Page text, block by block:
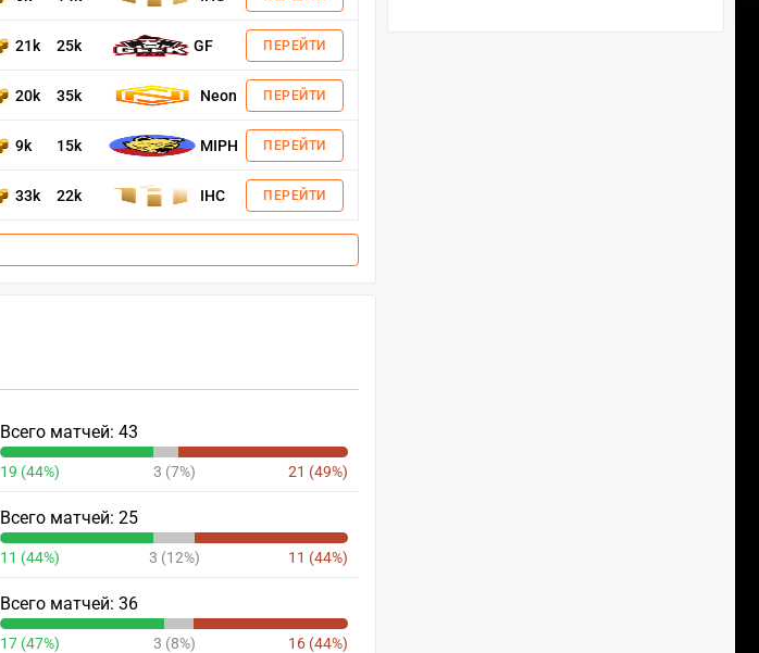
21k 25k GF ПЕРЕЙТИ
20k 35k Neon ПЕРЕЙТИ
9k 15k MIPH ПЕРЕЙТИ
33k 22k IHC ПЕРЕЙТИ
Всего матчей: 43
19 (44%) 3 (7%) 21 (49%)
Всего матчей: 25
11 (44%) 3 (12%) 11 (44%)
Всего матчей: 36
17 (47%) 3 (8%) 16 (44%)